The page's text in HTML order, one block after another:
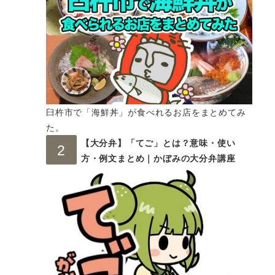
臼杵市で「海鮮丼」が食べれるお店をまとめてみ
た。
【大分弁】「てご」とは？意味・使い
方・例文まとめ｜かぼみの大分弁講座